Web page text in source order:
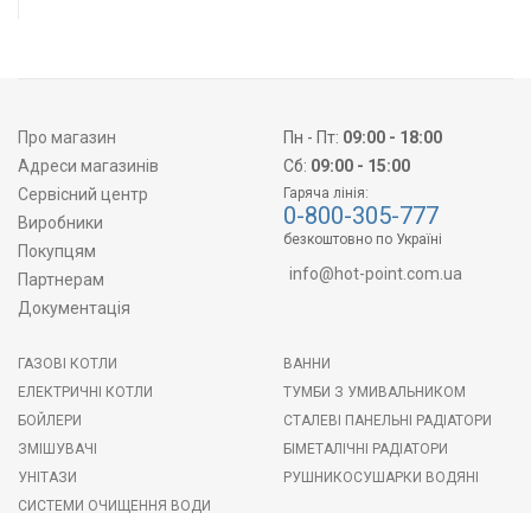
Про магазин
Адреси магазинів
Сервісний центр
Виробники
Покупцям
Партнерам
Документація
Пн - Пт: 09:00 - 18:00
Сб: 09:00 - 15:00
Гаряча лінія:
0-800-305-777
безкоштовно по Україні
info@hot-point.com.ua
ГАЗОВІ КОТЛИ
ЕЛЕКТРИЧНІ КОТЛИ
БОЙЛЕРИ
ЗМІШУВАЧІ
УНІТАЗИ
СИСТЕМИ ОЧИЩЕННЯ ВОДИ
ВАННИ
ТУМБИ З УМИВАЛЬНИКОМ
СТАЛЕВІ ПАНЕЛЬНІ РАДІАТОРИ
БІМЕТАЛІЧНІ РАДІАТОРИ
РУШНИКОСУШАРКИ ВОДЯНІ